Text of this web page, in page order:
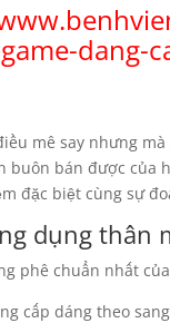
dang-
mê say nhưng
buôn bán được của
đặc biệt cùng sự
dụng thân
phê chuẩn nhất
cấp dáng theo